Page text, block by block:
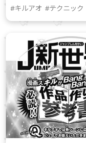
#キルアオ #テクニック